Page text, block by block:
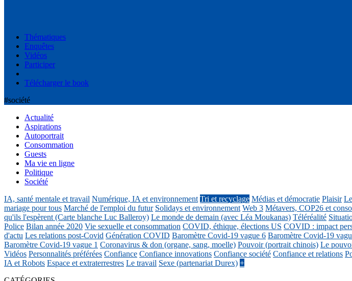
Thématiques
Enquêtes
Vidéos
Participer
Télécharger le book
#société
Actualité
Aspirations
Autoportrait
Consommation
Guests
Ma vie en ligne
Politique
Société
IA, santé mentale et travail Numérique, IA et environnement Tri et recyclage Médias et démocratie Plaisir
mariage pour tous Marché de l'emploi du futur Solidays et environnement Web 3 Métavers, COP26 et
qu'ils l'espèrent (Carte blanche Luc Balleroy) Le monde de demain (avec Léa Moukanas) Téléréalité
Police Bilan année 2020 Vie sexuelle et consommation COVID, éthique, élections US COVID : impact
d'actu Les relations post-Covid Génération COVID Baromètre Covid-19 vague 6 Baromètre Covid-19
Baromètre Covid-19 vague 1 Coronavirus & don (organe, sang, moelle) Pouvoir (portrait chinois) Le
Vidéos Personnalités préférées Confiance Confiance innovations Confiance société Confiance et relations
IA et Robots Espace et extraterrestres Le travail Sexe (partenariat Durex) +